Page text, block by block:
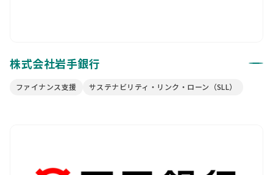
株式会社岩手銀行
ファイナンス支援 サステナビリティ・リンク・ローン（SLL）